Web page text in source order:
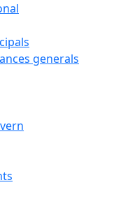
generals